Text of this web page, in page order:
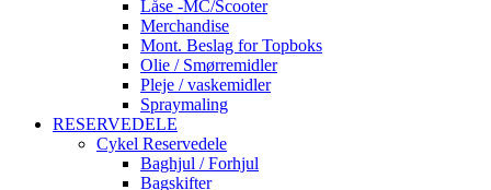
Låse -MC/Scooter
Merchandise
Mont. Beslag for Topboks
Olie / Smørremidler
Pleje / vaskemidler
Spraymaling
RESERVEDELE
Cykel Reservedele
Baghjul / Forhjul
Bagskifter